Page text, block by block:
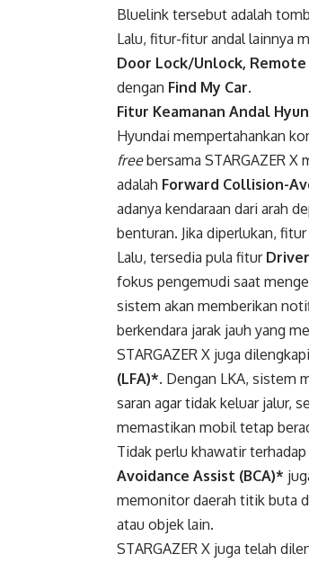
Bluelink tersebut adalah
Lalu, fitur-fitur andal lainnya
Door Lock/Unlock,
dengan Find My Car.
Fitur Keamanan Andal
Hyundai mempertahankan
freebersama STARGAZER X
adalah Forward Collision-
adanya kendaraan dari arah
benturan. Jika diperlukan,
Lalu, tersedia pula fitur
fokus pengemudi saat
sistem akan memberikan
berkendara jarak jauh yang
STARGAZER X juga
(LFA)*. Dengan LKA, sistem
saran agar tidak keluar jalur,
memastikan mobil tetap
Tidak perlu khawatir
Avoidance Assist (BCA)*
memonitor daerah titik buta
atau objek lain.
STARGAZER X juga telah